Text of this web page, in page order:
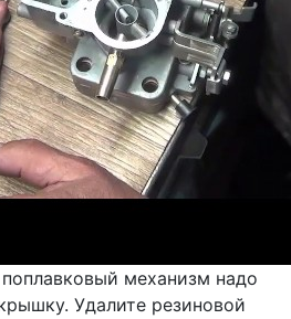
механизм надо
Удалите резиновой